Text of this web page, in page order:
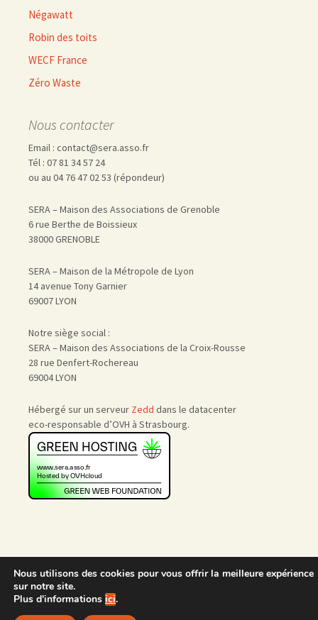
Négawatt
Robin des toits
WECF France
Zéro Waste
Nous contacter
Email : contact@sera.asso.fr
Tél : 07 81 34 57 24
ou au 04 76 47 02 53 (répondeur)
SERA – Maison des Associations de Grenoble
6 rue Berthe de Boissieux
38000 GRENOBLE
SERA – Maison de la Métropole de Lyon
14 avenue Tony Garnier
69007 LYON
Notre siège social :
SERA – Maison des Associations de la Croix-Rousse
28 rue Denfert-Rochereau
69004 LYON
Hébergé sur un serveur Zedd dans le datacenter
eco-responsable d’OVH à Strasbourg.
Accueil | Nous rejoindre
Admin
Nous utilisons des cookies pour vous offrir la meilleure expérience
sur notre site.
Plus d'informations ici.